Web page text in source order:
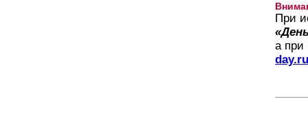
При
а при
day.ru